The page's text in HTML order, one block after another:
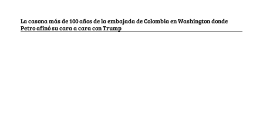
La casona más de 100 años de la embajada de Colombia en Washington donde
Petro afinó su cara a cara con Trump